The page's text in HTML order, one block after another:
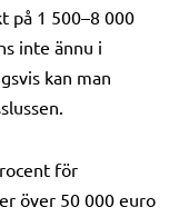
på 1 500–8 000
inte ännu i
kan man
för
över 50 000 euro